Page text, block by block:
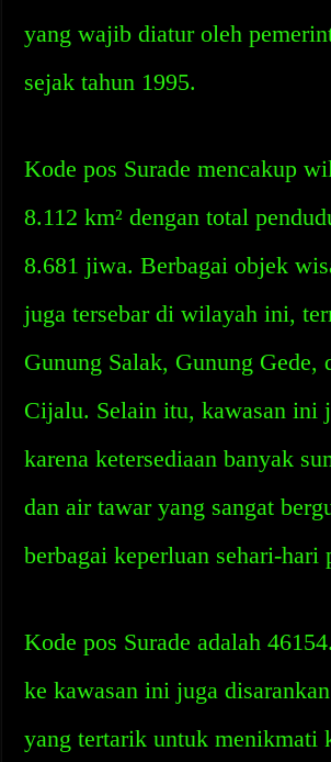
yang wajib diatur oleh
sejak tahun 1995.
Kode pos Surade mencakup
8.112 km² dengan total
8.681 jiwa. Berbagai objek
juga tersebar di wilayah ini,
Gunung Salak, Gunung Gede,
Cijalu. Selain itu, kawasan ini
karena ketersediaan banyak
dan air tawar yang sangat
berbagai keperluan sehari-hari
Kode pos Surade adalah
ke kawasan ini juga
yang tertarik untuk menikmati